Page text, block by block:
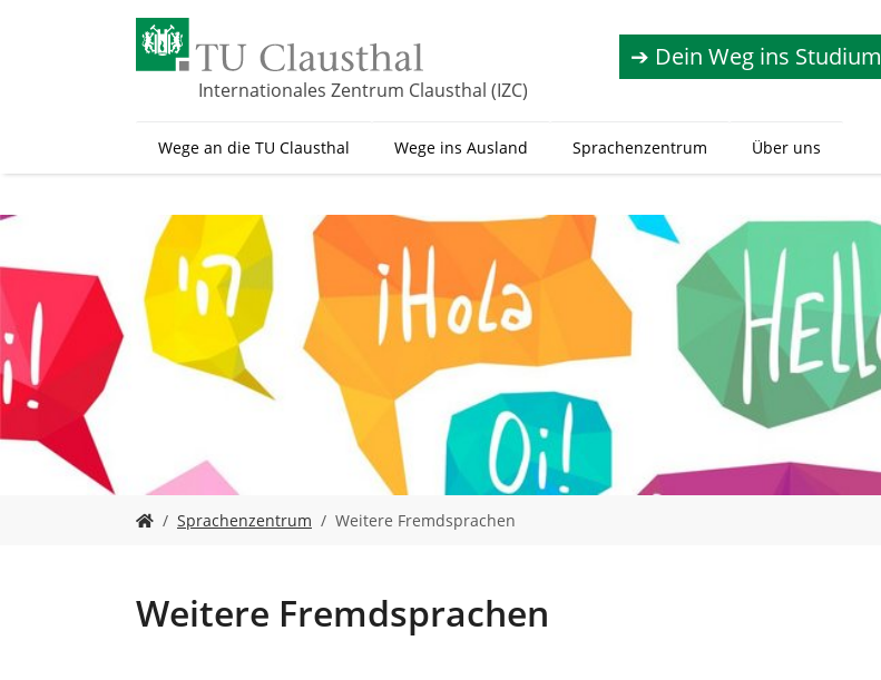
n
a
l
s
p
r
i
Internationales Zentrum Clausthal (IZC)
➔ Dein Weg ins Studium
Wege an die TU Clausthal Wege ins Ausland Sprachenzentrum Über uns
i
i
n
Sprachenzentrum Weitere Fremdsprachen
Weitere Fremdsprachen